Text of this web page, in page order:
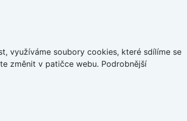
využíváme soubory cookies, které sdílíme se
změnit v patičce webu. Podrobnější